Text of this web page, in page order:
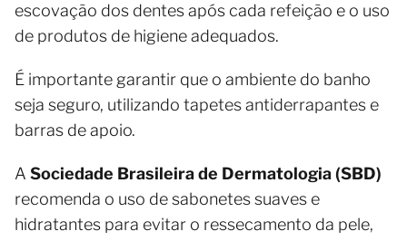
escovação dos dentes após cada refeição e o uso
de produtos de higiene adequados.
É importante garantir que o ambiente do banho
seja seguro, utilizando tapetes antiderrapantes e
barras de apoio.
A Sociedade Brasileira de Dermatologia (SBD)
recomenda o uso de sabonetes suaves e
hidratantes para evitar o ressecamento da pele,